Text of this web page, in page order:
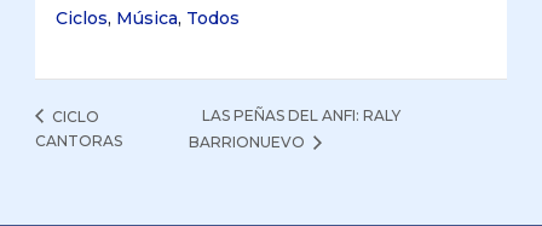
Ciclos, Música, Todos
CICLO
CANTORAS
LAS PEÑAS DEL ANFI: RALY
BARRIONUEVO